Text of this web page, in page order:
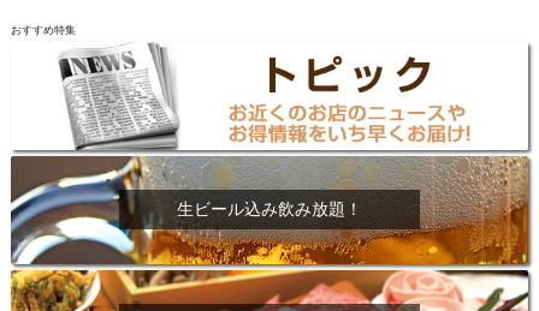
おすすめ特集
生ビール込み飲み放題！